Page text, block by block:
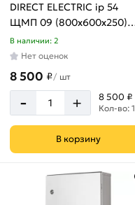
DIRECT ELECTRIC ip 54
ЩМП 09 (800x600x250)
DE16202109
В наличии: 2
Нет оценок
8 500 ₽/ шт
- + 8 500 ₽
Кол-во: 1
В корзину